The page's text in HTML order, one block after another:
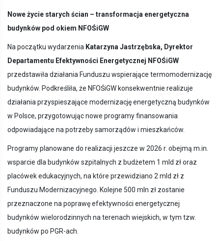
Nowe życie starych ścian – transformacja energetyczna
budynków pod okiem NFOŚiGW
Na początku wydarzenia Katarzyna Jastrzębska, Dyrektor
Departamentu Efektywności Energetycznej NFOŚiGW
przedstawiła działania Funduszu wspierające termomodernizację
budynków. Podkreśliła, że NFOŚiGW konsekwentnie realizuje
działania przyspieszające modernizację energetyczną budynków
w Polsce, przygotowując nowe programy finansowania
odpowiadające na potrzeby samorządów i mieszkańców.
Programy planowane do realizacji jeszcze w 2026 r. obejmą m.in.
wsparcie dla budynków szpitalnych z budżetem 1 mld zł oraz
placówek edukacyjnych, na które przewidziano 2 mld zł z
Funduszu Modernizacyjnego. Kolejne 500 mln zł zostanie
przeznaczone na poprawę efektywności energetycznej
budynków wielorodzinnych na terenach wiejskich, w tym tzw.
budynków po PGR-ach.